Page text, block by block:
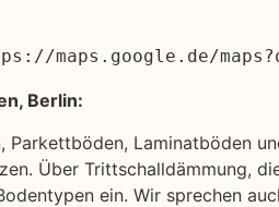
maps.google.de/
Berlin:
Laminatböden
Über Trittschalldämmung,
ein. Wir sprechen